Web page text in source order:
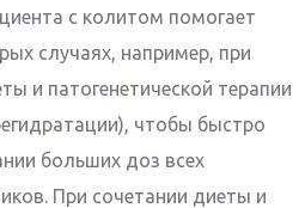
с колитом помогает
случаях, например, при
и патогенетической терапии
чтобы быстро
больших доз всех
При сочетании диеты и